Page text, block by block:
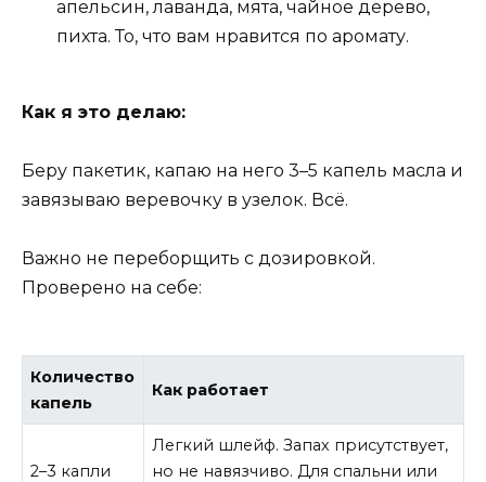
апельсин, лаванда, мята, чайное дерево,
пихта. То, что вам нравится по аромату.
Как я это делаю:
Беру пакетик, капаю на него 3–5 капель масла и
завязываю веревочку в узелок. Всё.
Важно не переборщить с дозировкой.
Проверено на себе:
Количество
капель
Как работает
2–3 капли
Легкий шлейф. Запах присутствует,
но не навязчиво. Для спальни или